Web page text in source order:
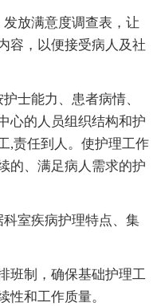
放满意度调查表，让
容，以便接受病人及社
能力、患者病情、
心的人员组织结构和护
,责任到人。使护理工作
的、满足病人需求的护
室疾病护理特点、集
制，确保基础护理工
性和工作质量。